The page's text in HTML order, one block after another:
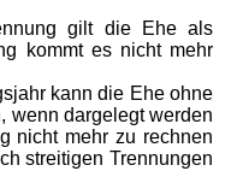
gilt die Ehe als
kommt es nicht mehr
kann die Ehe ohne
wenn dargelegt werden
nicht mehr zu rechnen
streitigen Trennungen